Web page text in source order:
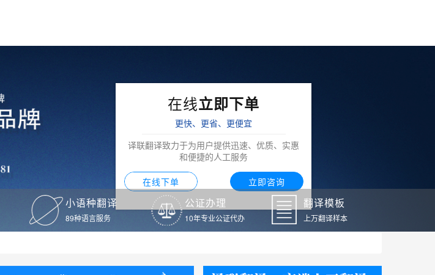
在线立即下单
更快、更省、更便宜
译联翻译致力于为用户提供迅速、优质、实惠
和便捷的人工服务
在线下单 立即咨询
小语种翻译
89种语言服务
公证办理
10年专业公证代办
翻译模板
上万翻译样本